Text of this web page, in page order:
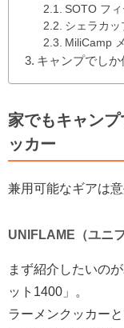
SOTO フ
シェラカッ
MiliCamp
キャンプでし
家でもキャン
ッカー
兼用可能なギアは
UNIFLAME（ユニ
まず紹介したいの
ット1400」。
ラーメンクッカー